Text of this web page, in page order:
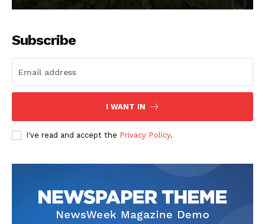
Subscribe
I WANT IN
I've read and accept the Privacy Policy.